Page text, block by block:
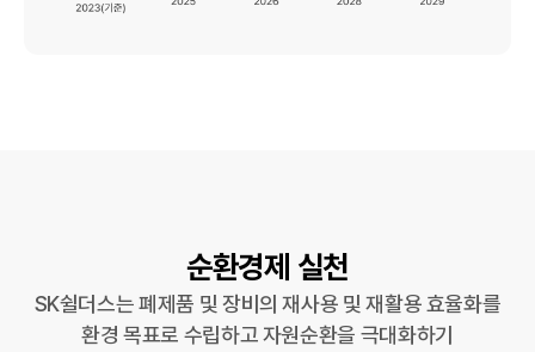
순환경제 실천
SK쉴더스는 폐제품 및 장비의 재사용 및 재활용 효율화를
환경 목표로 수립하고 자원순환을 극대화하기